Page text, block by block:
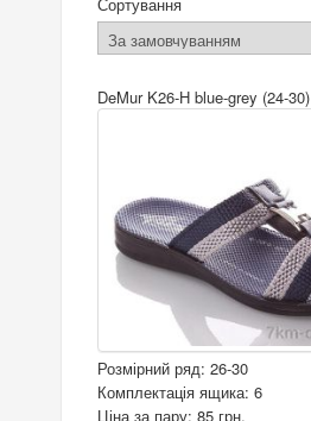
DeMur K26-H blue-grey (24-30)
Розмірний ряд: 26-30
Комплектація ящика: 6
Ціна за пару: 85 грн.